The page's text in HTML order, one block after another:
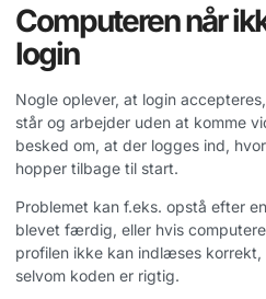
Computeren når
login
Nogle oplever, at login
står og arbejder uden at komme
besked om, at der logges ind,
hopper tilbage til start.
Problemet kan f.eks. opstå efter
blevet færdig, eller hvis
profilen ikke kan indlæses
selvom koden er rigtig.